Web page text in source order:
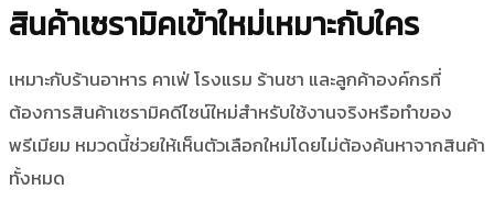
สินค้าเซรามิคเข้าใหม่เหมาะกับใคร
เหมาะกับร้านอาหาร คาเฟ่ โรงแรม ร้านชา และลูกค้าองค์กรที่
ต้องการสินค้าเซรามิคดีไซน์ใหม่สำหรับใช้งานจริงหรือทำของ
พรีเมียม หมวดนี้ช่วยให้เห็นตัวเลือกใหม่โดยไม่ต้องค้นหาจากสินค้า
ทั้งหมด